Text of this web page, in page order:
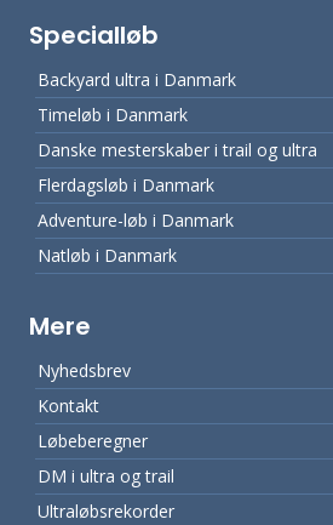
Specialløb
Backyard ultra i Danmark
Timeløb i Danmark
Danske mesterskaber i trail og ultra
Flerdagsløb i Danmark
Adventure-løb i Danmark
Natløb i Danmark
Mere
Nyhedsbrev
Kontakt
Løbeberegner
DM i ultra og trail
Ultraløbsrekorder